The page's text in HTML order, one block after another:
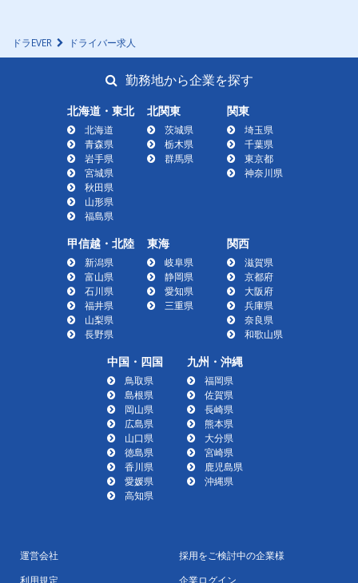
ドラEVER ドライバー求人
勤務地から企業を探す
北海道・東北
北海道
青森県
岩手県
宮城県
秋田県
山形県
福島県
北関東
茨城県
栃木県
群馬県
関東
埼玉県
千葉県
東京都
神奈川県
甲信越・北陸
新潟県
富山県
石川県
福井県
山梨県
長野県
東海
岐阜県
静岡県
愛知県
三重県
関西
滋賀県
京都府
大阪府
兵庫県
奈良県
和歌山県
中国・四国
鳥取県
島根県
岡山県
広島県
山口県
徳島県
香川県
愛媛県
高知県
九州・沖縄
福岡県
佐賀県
長崎県
熊本県
大分県
宮崎県
鹿児島県
沖縄県
運営会社
利用規定
採用をご検討中の企業様
企業ログイン